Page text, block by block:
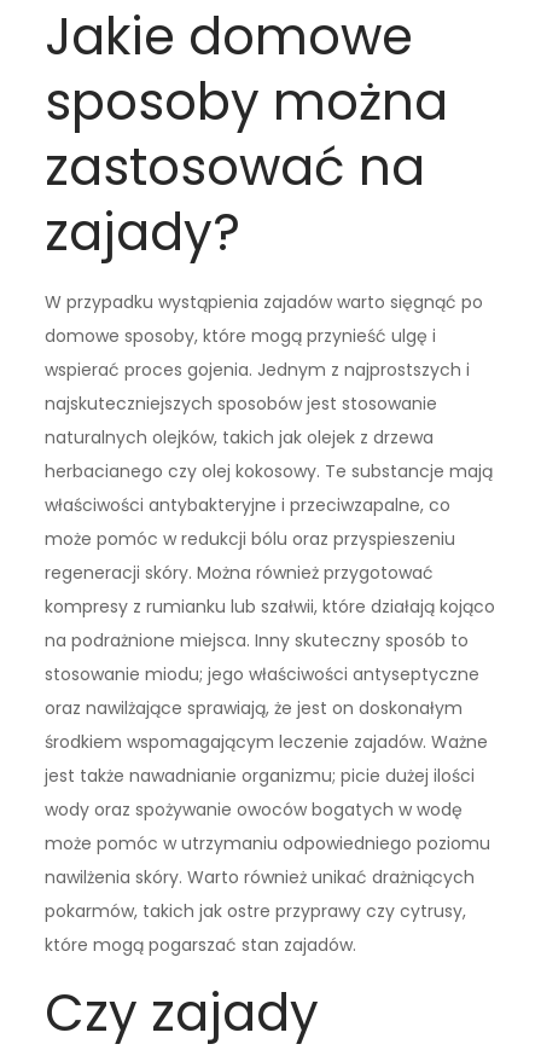
Jakie domowe
sposoby można
zastosować na
zajady?
W przypadku wystąpienia zajadów warto sięgnąć po
domowe sposoby, które mogą przynieść ulgę i
wspierać proces gojenia. Jednym z najprostszych i
najskuteczniejszych sposobów jest stosowanie
naturalnych olejków, takich jak olejek z drzewa
herbacianego czy olej kokosowy. Te substancje mają
właściwości antybakteryjne i przeciwzapalne, co
może pomóc w redukcji bólu oraz przyspieszeniu
regeneracji skóry. Można również przygotować
kompresy z rumianku lub szałwii, które działają kojąco
na podrażnione miejsca. Inny skuteczny sposób to
stosowanie miodu; jego właściwości antyseptyczne
oraz nawilżające sprawiają, że jest on doskonałym
środkiem wspomagającym leczenie zajadów. Ważne
jest także nawadnianie organizmu; picie dużej ilości
wody oraz spożywanie owoców bogatych w wodę
może pomóc w utrzymaniu odpowiedniego poziomu
nawilżenia skóry. Warto również unikać drażniących
pokarmów, takich jak ostre przyprawy czy cytrusy,
które mogą pogarszać stan zajadów.
Czy zajady